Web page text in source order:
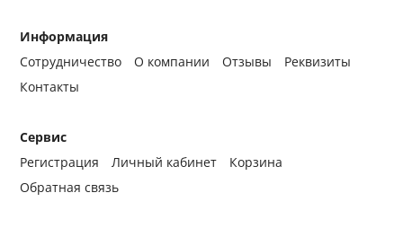
Информация
Сотрудничество
О компании Отзывы
Реквизиты
Контакты
Сервис
Регистрация
Личный кабинет
Корзина
Обратная связь